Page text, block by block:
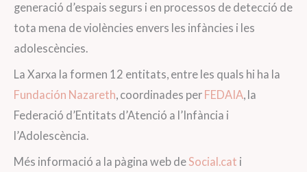
generació d’espais segurs i en processos de detecció de
tota mena de violències envers les infàncies i les
adolescències.
La Xarxa la formen 12 entitats, entre les quals hi ha la
Fundación Nazareth, coordinades per FEDAIA, la
Federació d’Entitats d’Atenció a l’Infància i
l’Adolescència.
Més informació a la pàgina web deSocial.cat i